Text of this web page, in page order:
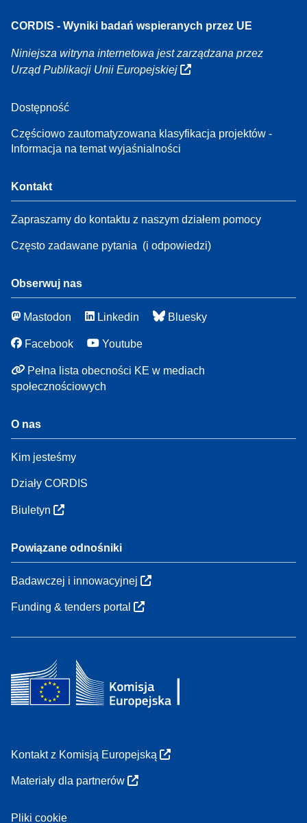
CORDIS - Wyniki badań wspieranych przez UE
Niniejsza witryna internetowa jest zarządzana przez
Urząd Publikacji Unii Europejskiej
Dostępność
Częściowo zautomatyzowana klasyfikacja projektów -
Informacja na temat wyjaśnialności
Kontakt
Zapraszamy do kontaktu z naszym działem pomocy
Często zadawane pytania (i odpowiedzi)
Obserwuj nas
Mastodon Linkedin Bluesky
Facebook Youtube
Pełna lista obecności KE w mediach
społecznościowych
O nas
Kim jesteśmy
Działy CORDIS
Biuletyn
Powiązane odnośniki
Badawczej i innowacyjnej
Funding & tenders portal
Kontakt z Komisją Europejską
Materiały dla partnerów
Pliki cookie